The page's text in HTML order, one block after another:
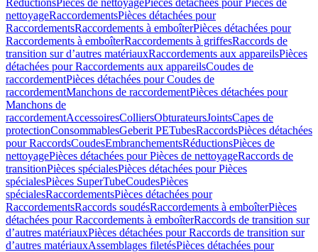
RéductionsPièces de nettoyagePièces détachées pour Pièces de
nettoyageRaccordementsPièces détachées pour
RaccordementsRaccordements à emboîterPièces détachées pour
Raccordements à emboîterRaccordements à griffesRaccords de
transition sur d’autres matériauxRaccordements aux appareilsPièces
détachées pour Raccordements aux appareilsCoudes de
raccordementPièces détachées pour Coudes de
raccordementManchons de raccordementPièces détachées pour
Manchons de
raccordementAccessoiresColliersObturateursJointsCapes de
protectionConsommablesGeberit PETubesRaccordsPièces détachées
pour RaccordsCoudesEmbranchementsRéductionsPièces de
nettoyagePièces détachées pour Pièces de nettoyageRaccords de
transitionPièces spécialesPièces détachées pour Pièces
spécialesPièces SuperTubeCoudesPièces
spécialesRaccordementsPièces détachées pour
RaccordementsRaccords soudésRaccordements à emboîterPièces
détachées pour Raccordements à emboîterRaccords de transition sur
d’autres matériauxPièces détachées pour Raccords de transition sur
d’autres matériauxAssemblages filetésPièces détachées pour